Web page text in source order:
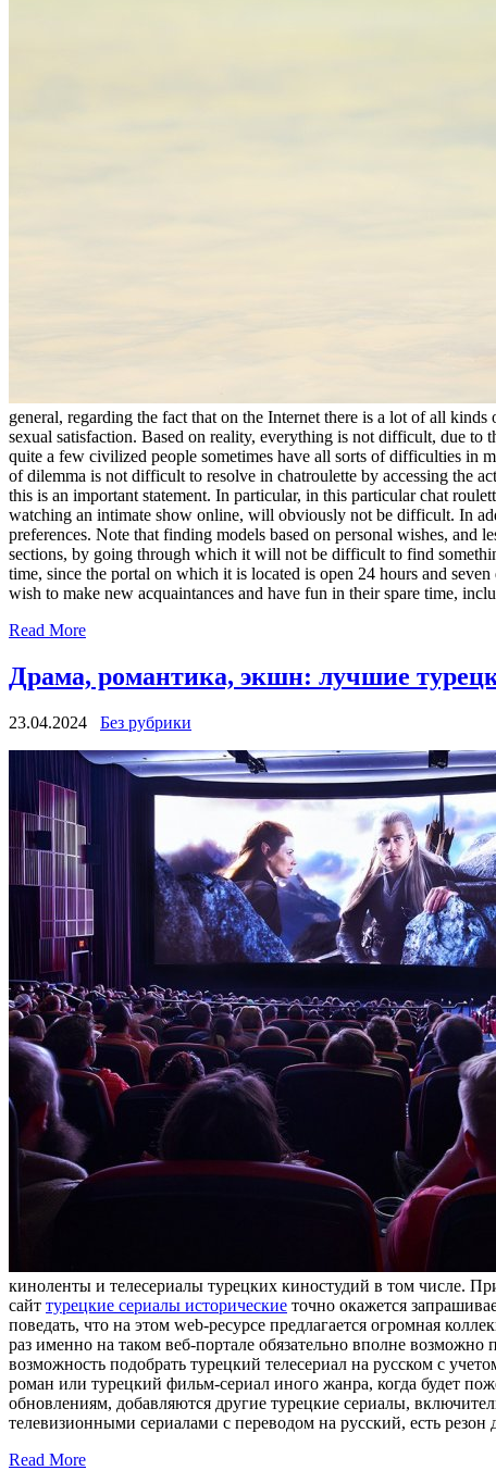
general, regarding the fact that on the Internet there is a lot of all
sexual satisfaction. Based on reality, everything is not difficult, due to
quite a few civilized people sometimes have all sorts of difficulties in
of dilemma is not difficult to resolve in chatroulette by accessing the
this is an important statement. In particular, in this particular chat
watching an intimate show online, will obviously not be difficult. In
preferences. Note that finding models based on personal wishes, and
sections, by going through which it will not be difficult to find
time, since the portal on which it is located is open 24 hours and
wish to make new acquaintances and have fun in their spare time,
Read More
Драма, романтика, экшн: лучшие
23.04.2024 Без рубрики
киноленты и телесериалы турецких киностудий в том числе.
сайт турецкие сериалы исторические точно окажется
поведать, что на этом web-ресурсе предлагается огромная
раз именно на таком веб-портале обязательно вполне
возможность подобрать турецкий телесериал на русском с
роман или турецкий фильм-сериал иного жанра, когда будет
обновлениям, добавляются другие турецкие сериалы,
телевизионными сериалами с переводом на русский, есть
Read More